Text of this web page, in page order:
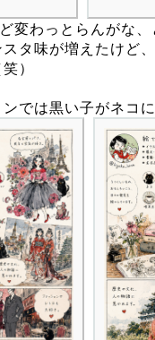
変わっとらんがな
タ味が増えたけど
）
ンでは黒い子がネコ